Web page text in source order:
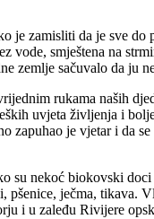
je zamisliti da je sve
vode, smještena na
zemlje sačuvalo da ju
rukama naših
uvjeta življenja i
zapuhao je vjetar i da
su nekoć biokovski
pšenice, ječma, tikava.
i u zaleđu Rivijere